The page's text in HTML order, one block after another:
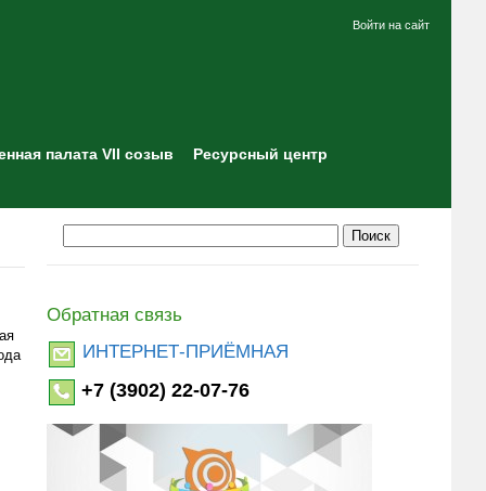
Войти на сайт
палата VII созыв Ресурсный центр
Обратная связь
ИНТЕРНЕТ-ПРИЁМНАЯ
+7 (3902) 22-07-76